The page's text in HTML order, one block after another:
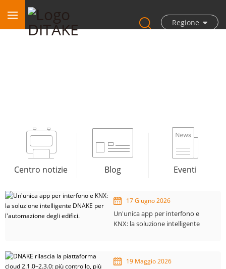
Regione
Centro notizie Blog Eventi
17 Giugno 2026
Un'unica app per interfono e
KNX: la soluzione intelligente
19 Maggio 2026